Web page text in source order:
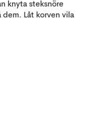
knyta steksnöre
dem. Låt korven vila